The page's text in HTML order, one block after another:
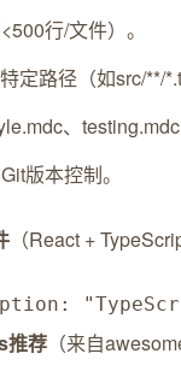
行/文件）。
定路径（如src/**/
、
版本控制。
（React +
推荐 （来自